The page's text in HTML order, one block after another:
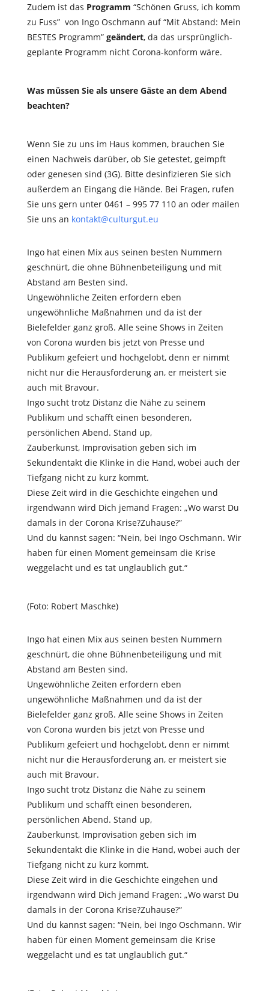
Zudem ist das Programm “Schönen Gruss, ich komm
zu Fuss” von Ingo Oschmann auf “Mit Abstand: Mein
BESTES Programm” geändert, da das ursprünglich-
geplante Programm nicht Corona-konform wäre.
Was müssen Sie als unsere Gäste an dem Abend
beachten?
Wenn Sie zu uns im Haus kommen, brauchen Sie
einen Nachweis darüber, ob Sie getestet, geimpft
oder genesen sind (3G). Bitte desinfizieren Sie sich
außerdem an Eingang die Hände. Bei Fragen, rufen
Sie uns gern unter 0461 – 995 77 110 an oder mailen
Sie uns an kontakt@culturgut.eu
Ingo hat einen Mix aus seinen besten Nummern
geschnürt, die ohne Bühnenbeteiligung und mit
Abstand am Besten sind.
Ungewöhnliche Zeiten erfordern eben
ungewöhnliche Maßnahmen und da ist der
Bielefelder ganz groß. Alle seine Shows in Zeiten
von Corona wurden bis jetzt von Presse und
Publikum gefeiert und hochgelobt, denn er nimmt
nicht nur die Herausforderung an, er meistert sie
auch mit Bravour.
Ingo sucht trotz Distanz die Nähe zu seinem
Publikum und schafft einen besonderen,
persönlichen Abend. Stand up,
Zauberkunst, Improvisation geben sich im
Sekundentakt die Klinke in die Hand, wobei auch der
Tiefgang nicht zu kurz kommt.
Diese Zeit wird in die Geschichte eingehen und
irgendwann wird Dich jemand Fragen: „Wo warst Du
damals in der Corona Krise?Zuhause?”
Und du kannst sagen: “Nein, bei Ingo Oschmann. Wir
haben für einen Moment gemeinsam die Krise
weggelacht und es tat unglaublich gut.“
(Foto: Robert Maschke)
Ingo hat einen Mix aus seinen besten Nummern
geschnürt, die ohne Bühnenbeteiligung und mit
Abstand am Besten sind.
Ungewöhnliche Zeiten erfordern eben
ungewöhnliche Maßnahmen und da ist der
Bielefelder ganz groß. Alle seine Shows in Zeiten
von Corona wurden bis jetzt von Presse und
Publikum gefeiert und hochgelobt, denn er nimmt
nicht nur die Herausforderung an, er meistert sie
auch mit Bravour.
Ingo sucht trotz Distanz die Nähe zu seinem
Publikum und schafft einen besonderen,
persönlichen Abend. Stand up,
Zauberkunst, Improvisation geben sich im
Sekundentakt die Klinke in die Hand, wobei auch der
Tiefgang nicht zu kurz kommt.
Diese Zeit wird in die Geschichte eingehen und
irgendwann wird Dich jemand Fragen: „Wo warst Du
damals in der Corona Krise?Zuhause?“
Und du kannst sagen: “Nein, bei Ingo Oschmann. Wir
haben für einen Moment gemeinsam die Krise
weggelacht und es tat unglaublich gut.“